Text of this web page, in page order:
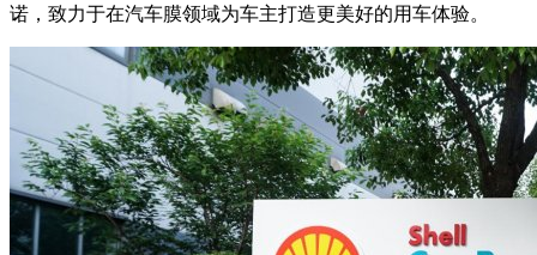
诺，致力于在汽车膜领域为车主打造更美好的用车体验。